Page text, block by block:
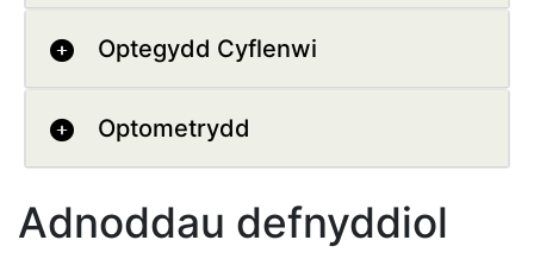
Optegydd Cyflenwi
Optometrydd
Adnoddau defnyddiol